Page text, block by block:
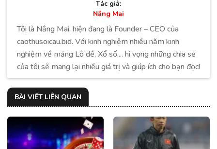
Tác giả:
Nắng Mai
Tôi là Nắng Mai, hiện đang là Founder – CEO của
caothusoicau.bid. Với kinh nghiệm nhiều năm kinh
nghiệm về mảng Lô đề, Xổ số,... hi vọng những chia sẻ
của tôi sẽ mang lại nhiều giá trị và giúp ích cho bạn đọc!
BÀI VIẾT LIÊN QUAN